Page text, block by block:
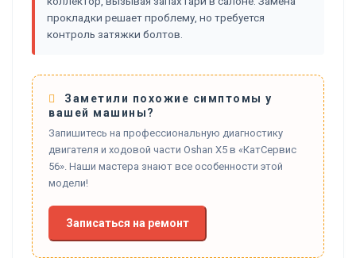
прокладки решает проблему, но требуется
контроль затяжки болтов.
Заметили похожие симптомы у
вашей машины?
Запишитесь на профессиональную диагностику
двигателя и ходовой части Oshan X5 в «КатСервис
56». Наши мастера знают все особенности этой
модели!
Записаться на ремонт